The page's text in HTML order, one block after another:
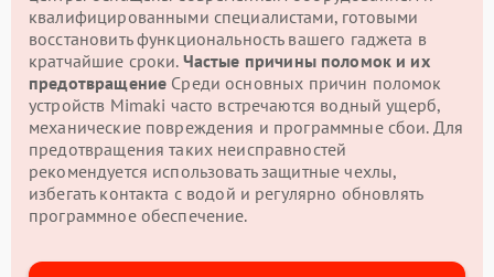
квалифицированными специалистами, готовыми
восстановить функциональность вашего гаджета в
кратчайшие сроки. Частые причины поломок и их
предотвращение Среди основных причин поломок
устройств Mimaki часто встречаются водный ущерб,
механические повреждения и программные сбои. Для
предотвращения таких неисправностей
рекомендуется использовать защитные чехлы,
избегать контакта с водой и регулярно обновлять
программное обеспечение.